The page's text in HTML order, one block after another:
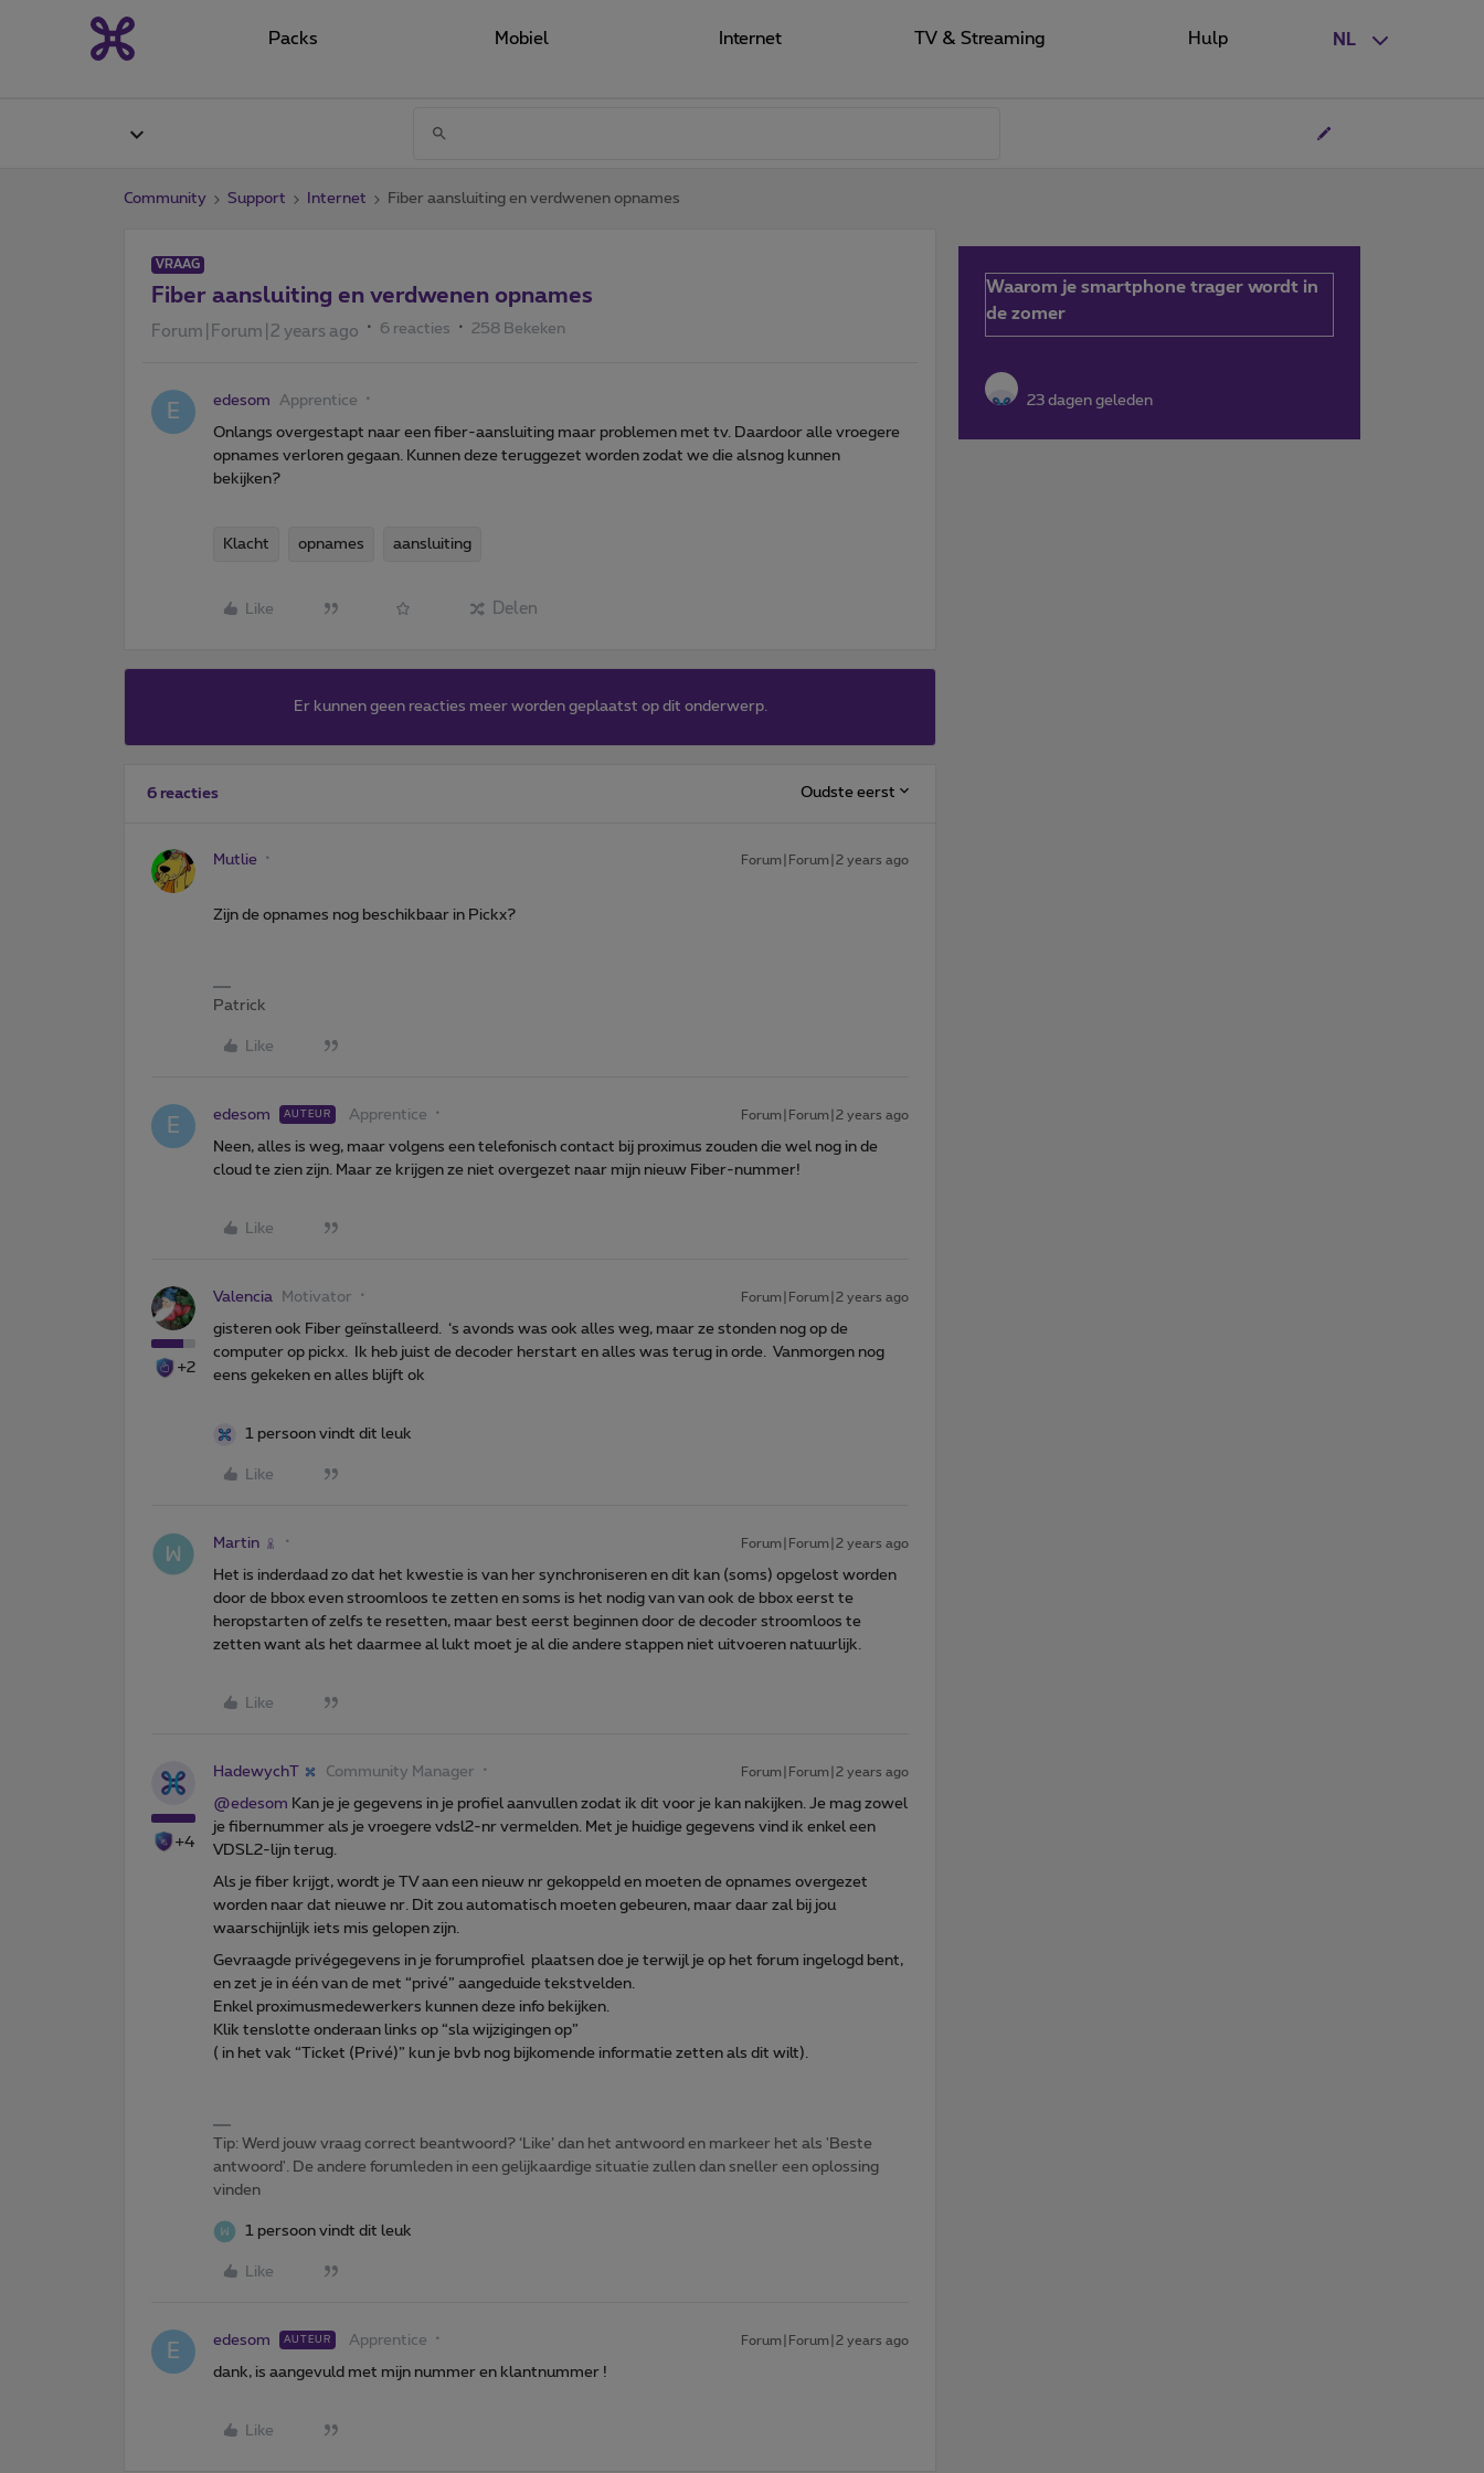
NL
Packs Mobiel Internet TV & Streaming Hulp
Community Support Internet Fiber aansluiting en verdwenen opnames
VRAAG
Fiber aansluiting en verdwenen opnames
Forum|Forum|2 years ago 6 reacties 258 Bekeken
E edesom Apprentice
Onlangs overgestapt naar een fiber-aansluiting maar problemen met tv. Daardoor alle vroegere
opnames verloren gegaan. Kunnen deze teruggezet worden zodat we die alsnog kunnen
bekijken?
Klacht opnames aansluiting
Like Delen
Er kunnen geen reacties meer worden geplaatst op dit onderwerp.
6 reacties Oudste eerst
Mutlie Forum|Forum|2 years ago
Zijn de opnames nog beschikbaar in Pickx?
Patrick
Like
E edesom AUTEUR Apprentice Forum|Forum|2 years ago
Neen, alles is weg, maar volgens een telefonisch contact bij proximus zouden die wel nog in de
cloud te zien zijn. Maar ze krijgen ze niet overgezet naar mijn nieuw Fiber-nummer!
Like
+2
Valencia Motivator Forum|Forum|2 years ago
gisteren ook Fiber geïnstalleerd. ‘s avonds was ook alles weg, maar ze stonden nog op de
computer op pickx. Ik heb juist de decoder herstart en alles was terug in orde. Vanmorgen nog
eens gekeken en alles blijft ok
1 persoon vindt dit leuk
Like
Martin Forum|Forum|2 years ago
Het is inderdaad zo dat het kwestie is van her synchroniseren en dit kan (soms) opgelost worden
door de bbox even stroomloos te zetten en soms is het nodig van van ook de bbox eerst te
heropstarten of zelfs te resetten, maar best eerst beginnen door de decoder stroomloos te
zetten want als het daarmee al lukt moet je al die andere stappen niet uitvoeren natuurlijk.
Like
+4
HadewychT Community Manager Forum|Forum|2 years ago
@edesom Kan je je gegevens in je profiel aanvullen zodat ik dit voor je kan nakijken. Je mag zowel
je fibernummer als je vroegere vdsl2-nr vermelden. Met je huidige gegevens vind ik enkel een
VDSL2-lijn terug.
Als je fiber krijgt, wordt je TV aan een nieuw nr gekoppeld en moeten de opnames overgezet
worden naar dat nieuwe nr. Dit zou automatisch moeten gebeuren, maar daar zal bij jou
waarschijnlijk iets mis gelopen zijn.
Gevraagde privégegevens in je forumprofiel plaatsen doe je terwijl je op het forum ingelogd bent,
en zet je in één van de met “privé” aangeduide tekstvelden.
Enkel proximusmedewerkers kunnen deze info bekijken.
Klik tenslotte onderaan links op “sla wijzigingen op”
( in het vak “Ticket (Privé)” kun je bvb nog bijkomende informatie zetten als dit wilt).
Tip: Werd jouw vraag correct beantwoord? ‘Like’ dan het antwoord en markeer het als 'Beste
antwoord'. De andere forumleden in een gelijkaardige situatie zullen dan sneller een oplossing
vinden
1 persoon vindt dit leuk
Like
E edesom AUTEUR Apprentice Forum|Forum|2 years ago
dank, is aangevuld met mijn nummer en klantnummer !
Like
Waarom je smartphone trager wordt in
de zomer
23 dagen geleden